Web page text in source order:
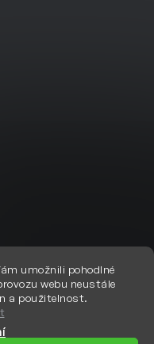
umožnili pohodlné
webu neustále
a použitelnost.
práva vyhrazena.Upravit